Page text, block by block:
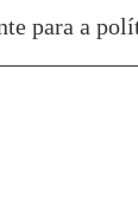
para a